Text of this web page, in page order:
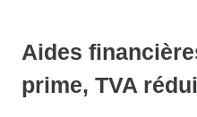
Aides
prime, TVA